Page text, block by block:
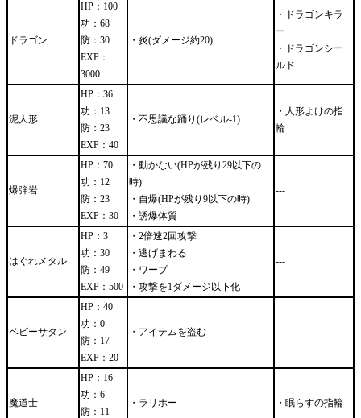
ドラゴン
HP：100
功：68
防：30
EXP：
3000
・炎(ダメージ約20)
・ドラゴンキラ
ー
・ドラゴンシー
ルド
泥人形
HP：36
功：13
防：23
EXP：40
・不思議な踊り(レベル-1)
・人形よけの指
輪
爆弾岩
HP：70
功：12
防：23
EXP：30
・動かない(HPが残り29以下の
時)
・自爆(HPが残り9以下の時)
・誘爆体質
---
はぐれメタル
HP：3
功：30
防：49
EXP：500
・2倍速2回攻撃
・逃げまわる
・ワープ
・攻撃を1ダメージ以下化
---
ベビーサタン
HP：40
功：0
防：17
EXP：20
・アイテムを盗む ---
魔道士
HP：16
功：6
防：11
・ラリホー ・眠らずの指輪